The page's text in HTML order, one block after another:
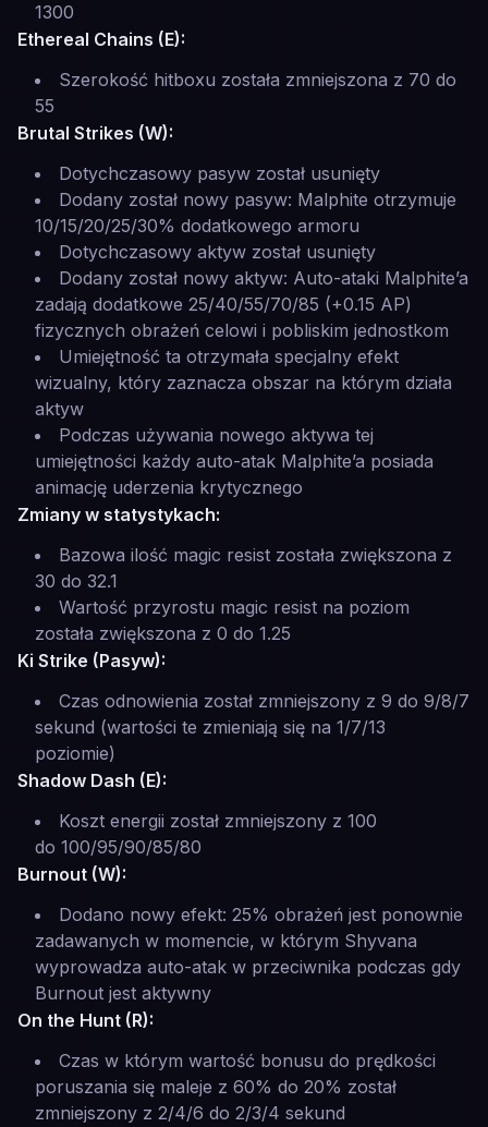
1300
Ethereal Chains (E):
Szerokość hitboxu została zmniejszona z 70 do
55
Brutal Strikes (W):
Dotychczasowy pasyw został usunięty
Dodany został nowy pasyw: Malphite otrzymuje
10/15/20/25/30% dodatkowego armoru
Dotychczasowy aktyw został usunięty
Dodany został nowy aktyw: Auto-ataki Malphite’a
zadają dodatkowe 25/40/55/70/85 (+0.15 AP)
fizycznych obrażeń celowi i pobliskim jednostkom
Umiejętność ta otrzymała specjalny efekt
wizualny, który zaznacza obszar na którym działa
aktyw
Podczas używania nowego aktywa tej
umiejętności każdy auto-atak Malphite’a posiada
animację uderzenia krytycznego
Zmiany w statystykach:
Bazowa ilość magic resist została zwiększona z
30 do 32.1
Wartość przyrostu magic resist na poziom
została zwiększona z 0 do 1.25
Ki Strike (Pasyw):
Czas odnowienia został zmniejszony z 9 do 9/8/7
sekund (wartości te zmieniają się na 1/7/13
poziomie)
Shadow Dash (E):
Koszt energii został zmniejszony z 100
do 100/95/90/85/80
Burnout (W):
Dodano nowy efekt: 25% obrażeń jest ponownie
zadawanych w momencie, w którym Shyvana
wyprowadza auto-atak w przeciwnika podczas gdy
Burnout jest aktywny
On the Hunt (R):
Czas w którym wartość bonusu do prędkości
poruszania się maleje z 60% do 20% został
zmniejszony z 2/4/6 do 2/3/4 sekund